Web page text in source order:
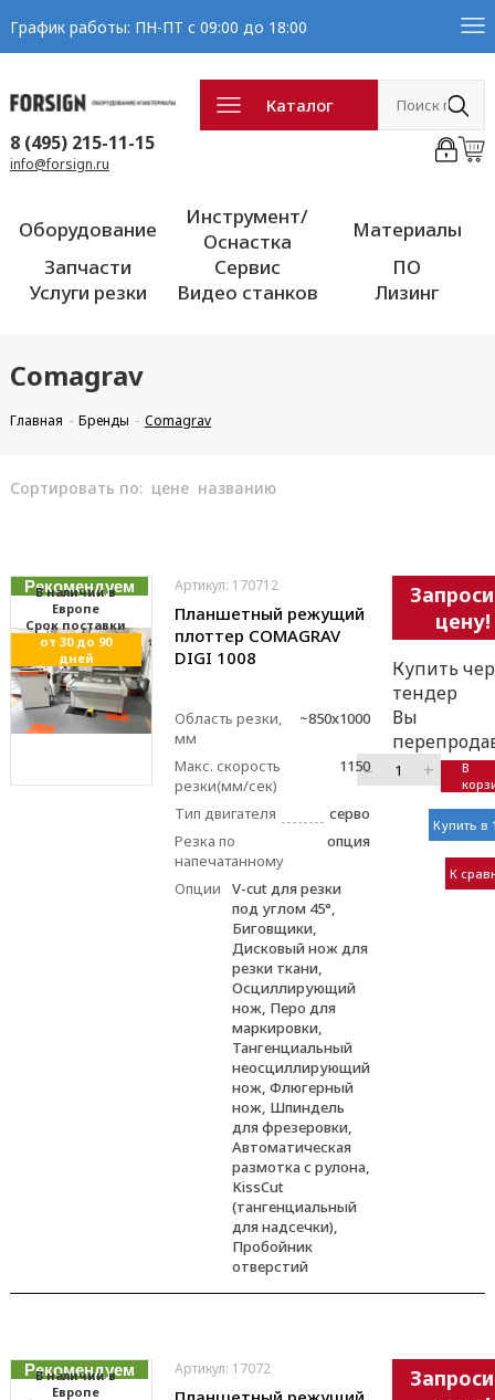
График работы: ПН-ПТ с 09:00 до 18:00
Каталог
8 (495) 215-11-15
info@forsign.ru
Оборудование
Инструмент/
Оснастка
Материалы
Запчасти
Сервис
ПО
Услуги резки
Видео станков Лизинг
Comagrav
Главная Бренды Comagrav
Сортировать по: цене названию
Рекомендуем
В наличии в
Европе
Cрок поставки
от 30 до 90
дней
Артикул: 170712
Планшетный режущий
плоттер COMAGRAV
DIGI 1008
Область резки,
мм
~850x1000
Макс. скорость
резки(мм/сек)
1150
Тип двигателя
серво
Резка по
напечатанному
опция
Опции
V-cut для резки
под углом 45°,
Биговщики,
Дисковый нож для
резки ткани,
Осциллирующий
нож, Перо для
маркировки,
Тангенциальный
неосциллирующий
нож, Флюгерный
нож, Шпиндель
для фрезеровки,
Автоматическая
размотка с рулона,
KissCut
(тангенциальный
для надсечки),
Пробойник
отверстий
цену!
Купить
тендер
Вы
–
+
В
Купить в
К
Рекомендуем
В наличии в
Европе
Артикул: 17072